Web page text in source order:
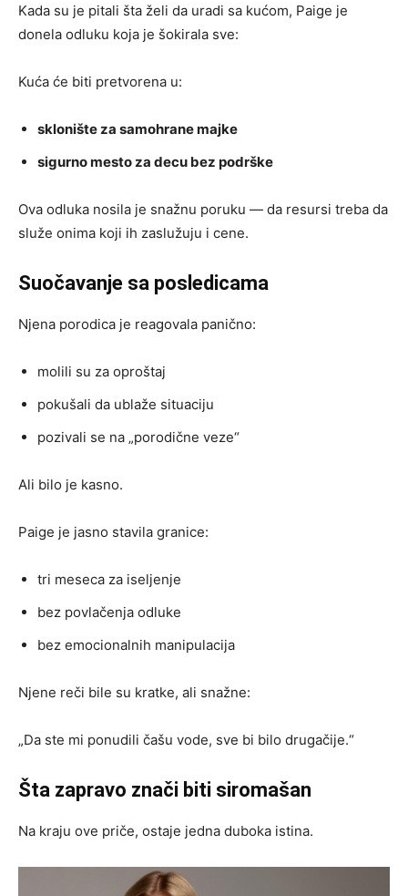
Kada su je pitali šta želi da uradi sa kućom, Paige je
donela odluku koja je šokirala sve:
Kuća će biti pretvorena u:
sklonište za samohrane majke
sigurno mesto za decu bez podrške
Ova odluka nosila je snažnu poruku — da resursi treba da
služe onima koji ih zaslužuju i cene.
Suočavanje sa posledicama
Njena porodica je reagovala panično:
molili su za oproštaj
pokušali da ublaže situaciju
pozivali se na „porodične veze“
Ali bilo je kasno.
Paige je jasno stavila granice:
tri meseca za iseljenje
bez povlačenja odluke
bez emocionalnih manipulacija
Njene reči bile su kratke, ali snažne:
„Da ste mi ponudili čašu vode, sve bi bilo drugačije.“
Šta zapravo znači biti siromašan
Na kraju ove priče, ostaje jedna duboka istina.